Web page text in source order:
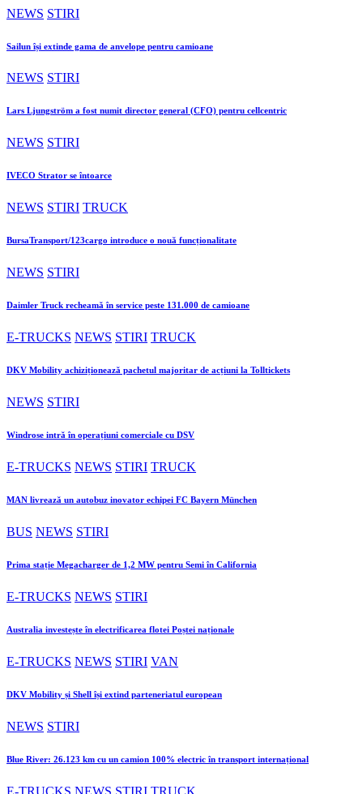
NEWS STIRI
Sailun își extinde gama de anvelope pentru camioane
NEWS STIRI
Lars Ljungström a fost numit director general (CFO) pentru cellcentric
NEWS STIRI
IVECO Strator se întoarce
NEWS STIRI TRUCK
BursaTransport/123cargo introduce o nouă funcționalitate
NEWS STIRI
Daimler Truck recheamă în service peste 131.000 de camioane
E-TRUCKS NEWS STIRI TRUCK
DKV Mobility achiziționează pachetul majoritar de acțiuni la Tolltickets
NEWS STIRI
Windrose intră în operațiuni comerciale cu DSV
E-TRUCKS NEWS STIRI TRUCK
MAN livrează un autobuz inovator echipei FC Bayern München
BUS NEWS STIRI
Prima stație Megacharger de 1,2 MW pentru Semi în California
E-TRUCKS NEWS STIRI
Australia investește în electrificarea flotei Poștei naționale
E-TRUCKS NEWS STIRI VAN
DKV Mobility și Shell își extind parteneriatul european
NEWS STIRI
Blue River: 26.123 km cu un camion 100% electric în transport internațional
E-TRUCKS NEWS STIRI TRUCK